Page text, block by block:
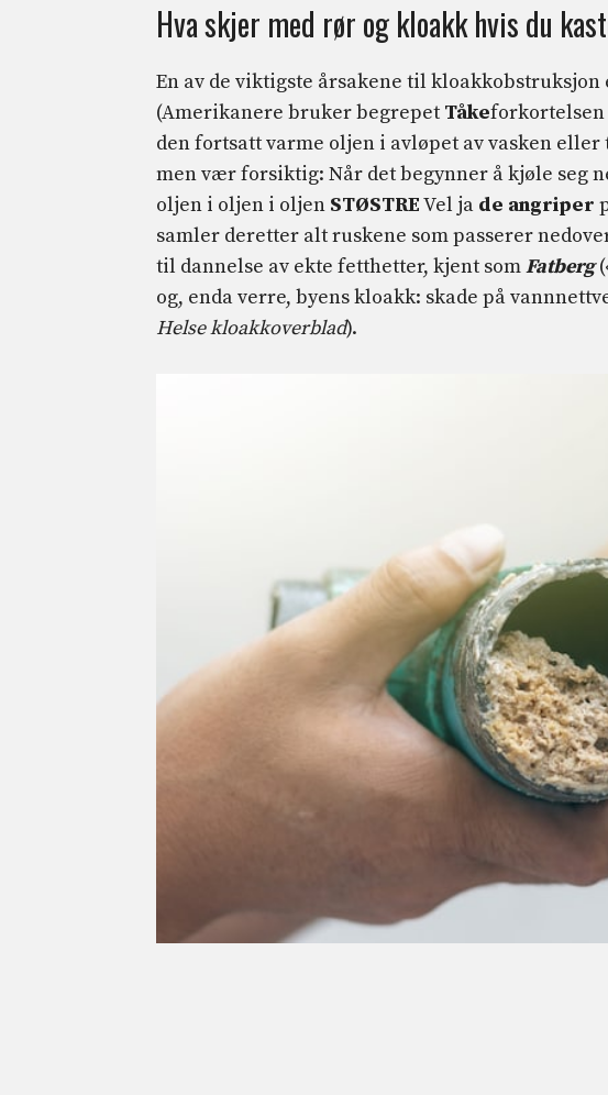
Hva skjer med rør og kloakk hvis du
En av de viktigste årsakene til kloakkobstruksjon
(Amerikanere bruker begrepet Tåkeforkortelsen
den fortsatt varme oljen i avløpet av vasken
men vær forsiktig: Når det begynner å kjøle seg
oljen i oljen i oljen STØSTREVel ja de angriper
samler deretter alt ruskene som passerer
til dannelse av ekte fetthetter, kjent somFatberg
og, enda verre, byens kloakk: skade på
Helse kloakkoverblad).